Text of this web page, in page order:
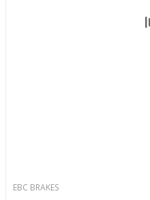
EBC BRAKES